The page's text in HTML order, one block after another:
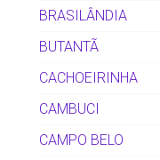
BRASILÂNDIA
BUTANTÃ
CACHOEIRINHA
CAMBUCI
CAMPO BELO